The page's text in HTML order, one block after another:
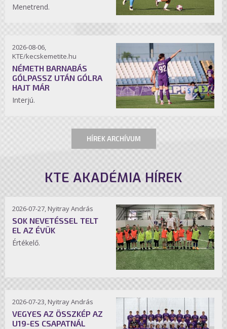
Menetrend.
2026-08-06,
KTE/kecskemetite.hu
NÉMETH BARNABÁS
GÓLPASSZ UTÁN GÓLRA
HAJT MÁR
Interjú.
HÍREK ARCHÍVUM
KTE AKADÉMIA HÍREK
2026-07-27, Nyitray András
SOK NEVETÉSSEL TELT
EL AZ ÉVÜK
Értékelő.
2026-07-23, Nyitray András
VEGYES AZ ÖSSZKÉP AZ
U19-ES CSAPATNÁL